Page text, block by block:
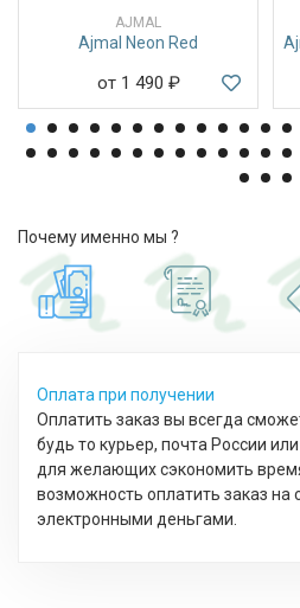
AJMAL
Ajmal Neon Red
от 1 490 ₽
Почему именно мы ?
Оплата при получении
Оплатить заказ вы всегда
будь то курьер, почта России
для желающих сэкономить
возможность оплатить заказ на
электронными деньгами.